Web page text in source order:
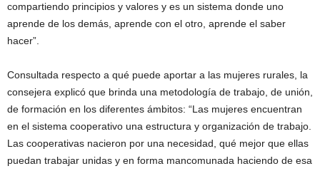
compartiendo principios y valores y es un sistema donde uno
aprende de los demás, aprende con el otro, aprende el saber
hacer”.
Consultada respecto a qué puede aportar a las mujeres rurales, la
consejera explicó que brinda una metodología de trabajo, de unión,
de formación en los diferentes ámbitos: “Las mujeres encuentran
en el sistema cooperativo una estructura y organización de trabajo.
Las cooperativas nacieron por una necesidad, qué mejor que ellas
puedan trabajar unidas y en forma mancomunada haciendo de esa